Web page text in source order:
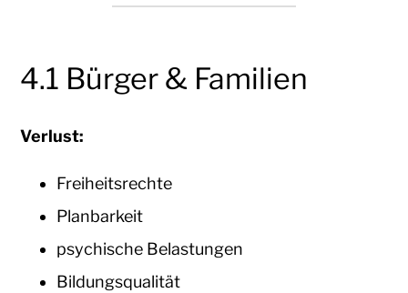
4.1 Bürger & Familien
Verlust:
Freiheitsrechte
Planbarkeit
psychische Belastungen
Bildungsqualität